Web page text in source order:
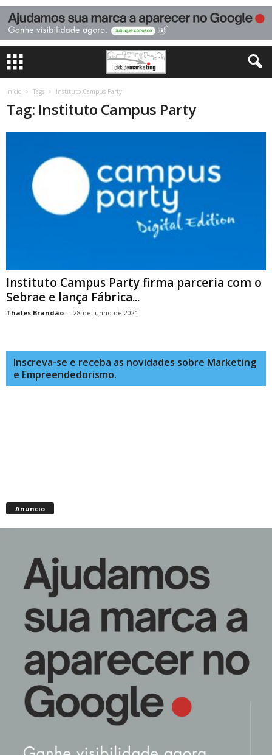
Início Tags Instituto Campus Party
Tag: Instituto Campus Party
Instituto Campus Party firma parceria com o
Sebrae e lança Fábrica...
Thales Brandão - 28 de junho de 2021
Inscreva-se e receba as novidades sobre Marketing
e Empreendedorismo.
Anúncio